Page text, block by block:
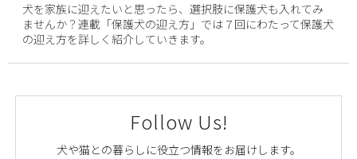
犬を家族に迎えたいと思ったら、選択肢に保護犬も入れてみ
ませんか？連載「保護犬の迎え方」では７回にわたって保護犬
の迎え方を詳しく紹介していきます。
Follow Us!
犬や猫との暮らしに役立つ情報をお届けします。